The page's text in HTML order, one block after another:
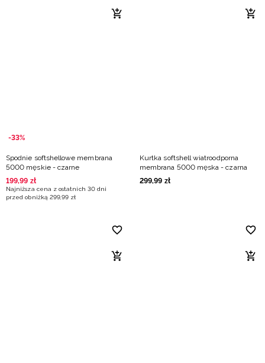
-33%
Spodnie softshellowe membrana
5000 męskie - czarne
199,99 zł
Najniższa cena z ostatnich 30 dni
przed obniżką 299,99 zł
Kurtka softshell wiatroodporna
membrana 5000 męska - czarna
299,99 zł